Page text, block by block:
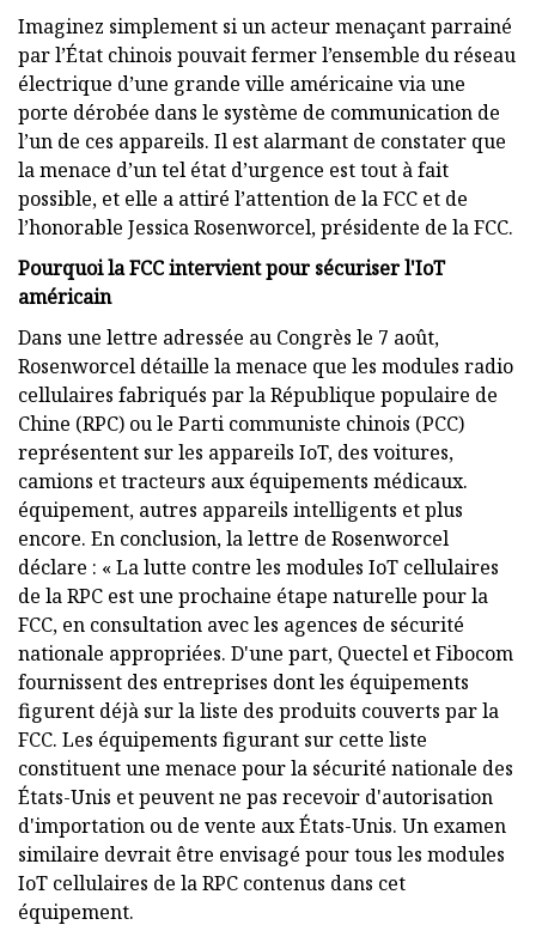
Imaginez simplement si un acteur menaçant parrainé
par l’État chinois pouvait fermer l’ensemble du réseau
électrique d’une grande ville américaine via une
porte dérobée dans le système de communication de
l’un de ces appareils. Il est alarmant de constater que
la menace d’un tel état d’urgence est tout à fait
possible, et elle a attiré l’attention de la FCC et de
l’honorable Jessica Rosenworcel, présidente de la FCC.
Pourquoi la FCC intervient pour sécuriser l'IoT
américain
Dans une lettre adressée au Congrès le 7 août,
Rosenworcel détaille la menace que les modules radio
cellulaires fabriqués par la République populaire de
Chine (RPC) ou le Parti communiste chinois (PCC)
représentent sur les appareils IoT, des voitures,
camions et tracteurs aux équipements médicaux.
équipement, autres appareils intelligents et plus
encore. En conclusion, la lettre de Rosenworcel
déclare : « La lutte contre les modules IoT cellulaires
de la RPC est une prochaine étape naturelle pour la
FCC, en consultation avec les agences de sécurité
nationale appropriées. D'une part, Quectel et Fibocom
fournissent des entreprises dont les équipements
figurent déjà sur la liste des produits couverts par la
FCC. Les équipements figurant sur cette liste
constituent une menace pour la sécurité nationale des
États-Unis et peuvent ne pas recevoir d'autorisation
d'importation ou de vente aux États-Unis. Un examen
similaire devrait être envisagé pour tous les modules
IoT cellulaires de la RPC contenus dans cet
équipement.